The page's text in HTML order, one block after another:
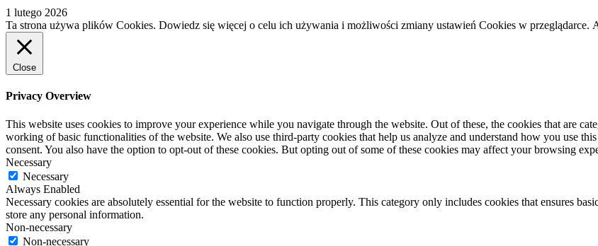
1 lutego 2026
Ta strona używa plików Cookies. Dowiedz się więcej o celu ich używania i możliwości zmiany ustawień Cookies w przeglądarce.
Close
Privacy Overview
This website uses cookies to improve your experience while you navigate through the website. Out of these, the cookies that are
working of basic functionalities of the website. We also use third-party cookies that help us analyze and understand how you use
consent. You also have the option to opt-out of these cookies. But opting out of some of these cookies may affect your browsing
Necessary
Necessary
Always Enabled
Necessary cookies are absolutely essential for the website to function properly. This category only includes cookies that ensures
store any personal information.
Non-necessary
Non-necessary